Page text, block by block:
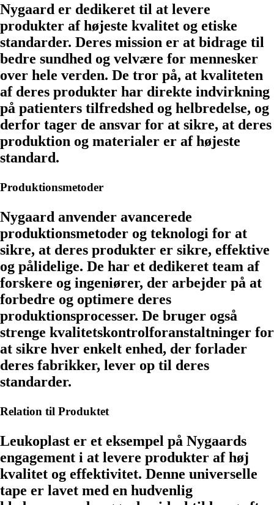
Nygaard er dedikeret til at levere
produkter af højeste kvalitet og etiske
standarder. Deres mission er at bidrage til
bedre sundhed og velvære for mennesker
over hele verden. De tror på, at kvaliteten
af deres produkter har direkte indvirkning
på patienters tilfredshed og helbredelse, og
derfor tager de ansvar for at sikre, at deres
produktion og materialer er af højeste
standard.
Produktionsmetoder
Nygaard anvender avancerede
produktionsmetoder og teknologi for at
sikre, at deres produkter er sikre, effektive
og pålidelige. De har et dedikeret team af
forskere og ingeniører, der arbejder på at
forbedre og optimere deres
produktionsprocesser. De bruger også
strenge kvalitetskontrolforanstaltninger for
at sikre hver enkelt enhed, der forlader
deres fabrikker, lever op til deres
standarder.
Relation til Produktet
Leukoplast er et eksempel på Nygaards
engagement i at levere produkter af høj
kvalitet og effektivitet. Denne universelle
tape er lavet med en hudvenlig